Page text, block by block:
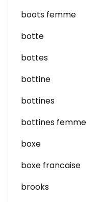
boots femme
botte
bottes
bottine
bottines
bottines femme
boxe
boxe francaise
brooks